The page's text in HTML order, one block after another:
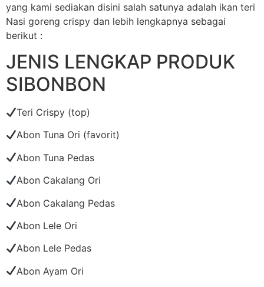
yang kami sediakan disini salah satunya adalah ikan teri
Nasi goreng crispy dan lebih lengkapnya sebagai
berikut :
JENIS LENGKAP PRODUK
SIBONBON
Teri Crispy (top)
Abon Tuna Ori (favorit)
Abon Tuna Pedas
Abon Cakalang Ori
Abon Cakalang Pedas
Abon Lele Ori
Abon Lele Pedas
Abon Ayam Ori